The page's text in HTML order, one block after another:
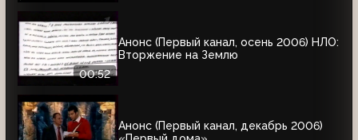
00:52
Анонс (Первый канал, осень 2006) НЛО:
Вторжение на Землю
Анонс (Первый канал, декабрь 2006)